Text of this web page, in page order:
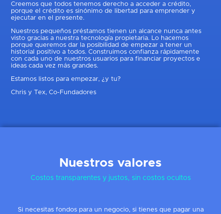
Creemos que todos tenemos derecho a acceder a crédito,
porque el crédito es sinónimo de libertad para emprender y
ejecutar en el presente.
Nuestros pequeños préstamos tienen un alcance nunca antes
visto gracias a nuestra tecnología propietaria. Lo hacemos
porque queremos dar la posibilidad de empezar a tener un
historial positivo a todos. Construimos confianza rápidamente
con cada uno de nuestros usuarios para financiar proyectos e
ideas cada vez más grandes.
Estamos listos para empezar, ¿y tu?
Chris y Tex, Co-Fundadores
Nuestros valores
Costos transparentes y justos, sin costos ocultos
Si necesitas fondos para un negocio, si tienes que pagar una